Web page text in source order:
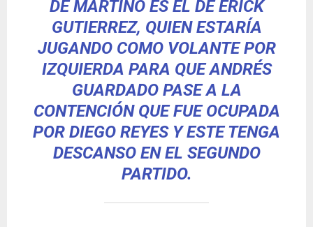
DE MARTINO ES EL DE ERICK
GUTIERREZ, QUIEN ESTARÍA
JUGANDO COMO VOLANTE POR
IZQUIERDA PARA QUE ANDRÉS
GUARDADO PASE A LA
CONTENCIÓN QUE FUE OCUPADA
POR DIEGO REYES Y ESTE TENGA
DESCANSO EN EL SEGUNDO
PARTIDO.